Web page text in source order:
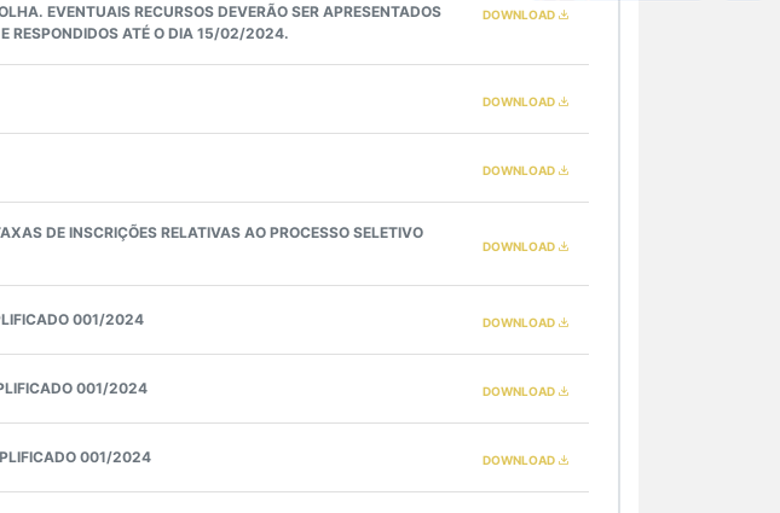
EVENTUAIS RECURSOS DEVERÃO SER APRESENTADOS
RESPONDIDOS ATÉ O DIA 15/02/2024.
DOWNLOAD
DOWNLOAD
DOWNLOAD
DE INSCRIÇÕES RELATIVAS AO PROCESSO SELETIVO
DOWNLOAD
001/2024 DOWNLOAD
001/2024 DOWNLOAD
001/2024 DOWNLOAD